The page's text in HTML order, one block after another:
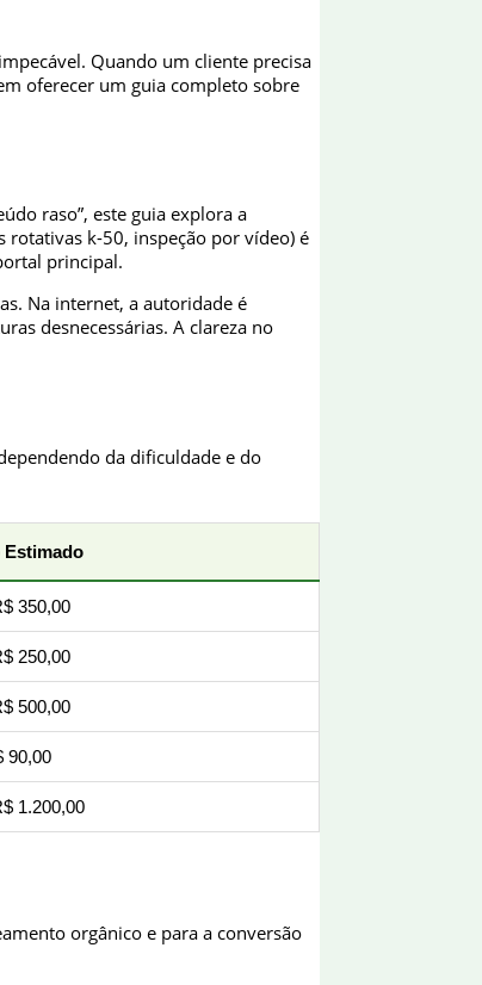
Quando um cliente precisa
oferecer um guia completo sobre
raso”, este guia explora a
k-50, inspeção por vídeo) é
principal.
Na internet, a autoridade é
desnecessárias. A clareza no
da dificuldade e do
Estimado
350,00
250,00
500,00
90,00
1.200,00
orgânico e para a conversão